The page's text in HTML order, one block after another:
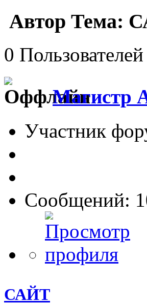
Автор Тема:
0
Магистр
Участник
Сообщений:
САЙТ